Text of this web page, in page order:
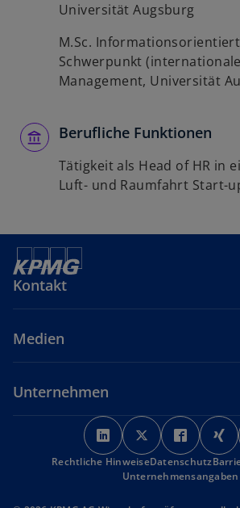
Universität Augsburg
M.Sc.
Schwerpunkt
Management, Universität
Berufliche Funktionen
Tätigkeit als Head of HR in
Luft- und Raumfahrt Start-
Kontakt
Medien
Unternehmen
w
i
r
d
w
i
r
d
w
i
r
d
i
Rechtliche HinweiseDatenschutz
Unternehmensangaben